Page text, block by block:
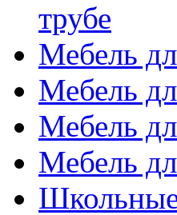
трубе
Мебель
Мебель
Мебель
Мебель